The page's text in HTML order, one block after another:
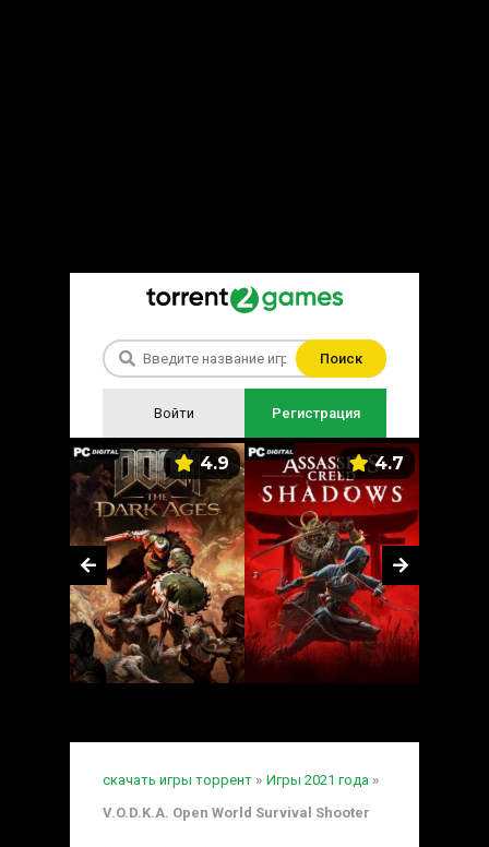
Поиск
Войти Регистрация
4.9 4.7
скачать игры торрент » Игры 2021 года »
V.O.D.K.A. Open World Survival Shooter